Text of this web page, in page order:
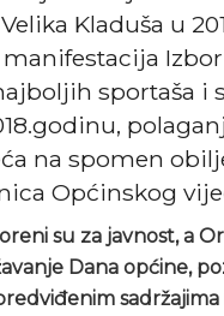
Kladuša u
sportaša i
na spomen
Općinskog
su za javnost, a
Dana općine,
sadržajima